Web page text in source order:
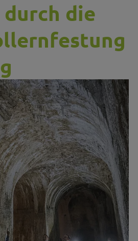
die